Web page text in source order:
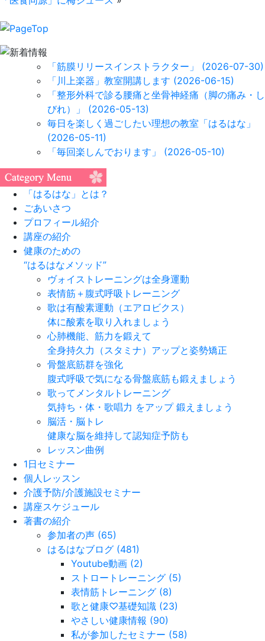
「筋膜リリースインストラクター」 (2026-07-30)
「川上楽器」教室開講します (2026-06-15)
「整形外科で診る腰痛と坐骨神経痛（脚の痛み・し
びれ）」 (2026-05-13)
毎日を楽しく過ごしたい理想の教室「はるはな」
(2026-05-11)
「毎回楽しんでおります」 (2026-05-10)
「はるはな」とは？
ごあいさつ
プロフィール紹介
講座の紹介
健康のための
“はるはなメソッド”
ヴォイストレーニングは全身運動
表情筋＋腹式呼吸トレーニング
歌は有酸素運動（エアロビクス）
体に酸素を取り入れましょう
心肺機能、筋力を鍛えて
全身持久力（スタミナ）アップと姿勢矯正
骨盤底筋群を強化
腹式呼吸で気になる骨盤底筋も鍛えましょう
歌ってメンタルトレーニング
気持ち・体・歌唱力 をアップ 鍛えましょう
脳活・脳トレ
健康な脳を維持して認知症予防も
レッスン曲例
1日セミナー
個人レッスン
介護予防/介護施設セミナー
講座スケジュール
著書の紹介
参加者の声 (65)
はるはなブログ (481)
Youtube動画 (2)
ストロートレーニング (5)
表情筋トレーニング (8)
歌と健康♡基礎知識 (23)
やさしい健康情報 (90)
私が参加したセミナー (58)